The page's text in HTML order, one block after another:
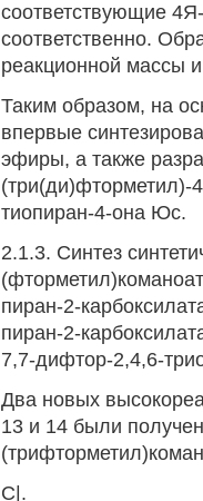
соответствующие
соответственно.
реакционной массы
Таким образом, на
впервые
эфиры, а также
(три(ди)фторметил)-
тиопиран-4-она Юс.
2.1.3. Синтез
пиран-2-
пиран-2-
7,7-дифтор-2,4,6-
Два новых
13 и 14 были
С|.